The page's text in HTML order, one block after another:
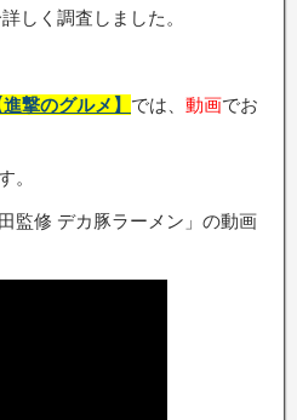
しく調査しました。
撃のグルメ】 では、 動画でお
。
監修 デカ豚ラーメン」の動画